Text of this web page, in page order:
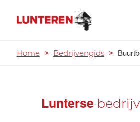
Home > Bedrijvengids >
Lunterse